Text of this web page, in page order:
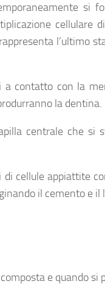
si
cellulare
l’ultimo
contatto con la
la dentina.
centrale che si
cellule appiattite
il cemento e il
e quando si